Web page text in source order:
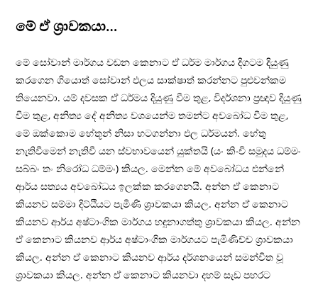
මේ ඒ ශ‍්‍රාවකයා…
මේ සෝවාන් මාර්ගය වඩන කෙනාට ඒ ධර්ම මාර්ගය දිගටම දියුණු
කරගෙන ගියොත් සෝවාන් ඵලය සාක්ෂාත් කරන්නට පුළුවන්කම
තියෙනවා. යම් දවසක ඒ ධර්මය දියුණු වීම තුළ, විදර්ශනා ප‍්‍රඥාව දියුණු
වීම තුළ, අනිත්‍ය දේ අනිත්‍ය වශයෙන්ම තමන්ට අවබෝධ වීම තුළ,
මේ ඔක්කොම හේතූන් නිසා හටගන්නා ඵල ධර්මයන්. හේතු
නැතිවීමෙන් නැතිවී යන ස්වභාවයෙන් යුක්තයි (යං කිංචි සමුදය ධම්මං
සබ්බං තං නිරෝධ ධම්මං) කියල. මෙන්න මේ අවබෝධය එන්නේ
ආර්ය සත්‍යය අවබෝධය ඉලක්ක කරගෙනයි. අන්න ඒ කෙනාට
කියනව සම්මා දිට්ඨියට පැමිණි ශ‍්‍රාවකයා කියල. අන්න ඒ කෙනාට
කියනව ආර්ය අෂ්ටාංගික මාර්ගය හඳුනාගත්තු ශ‍්‍රාවකයා කියල. අන්න
ඒ කෙනාට කියනව ආර්ය අෂ්ටාංගික මාර්ගයට පැමිණිච්ච ශ‍්‍රාවකයා
කියල. අන්න ඒ කෙනාට කියනව ආර්ය දර්ශනයෙන් සමන්විත වූ
ශ‍්‍රාවකයා කියල. අන්න ඒ කෙනාට කියනවා දහම් සැඩ පහරට